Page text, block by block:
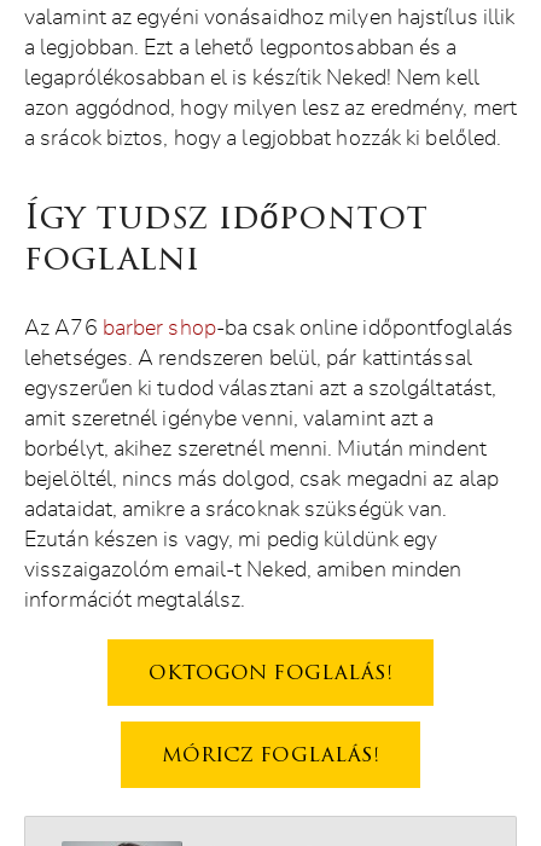
valamint az egyéni vonásaidhoz milyen hajstílus illik
a legjobban. Ezt a lehető legpontosabban és a
legaprólékosabban el is készítik Neked! Nem kell
azon aggódnod, hogy milyen lesz az eredmény, mert
a srácok biztos, hogy a legjobbat hozzák ki belőled.
Így tudsz időpontot
foglalni
Az A76 barber shop-ba csak online időpontfoglalás
lehetséges. A rendszeren belül, pár kattintással
egyszerűen ki tudod választani azt a szolgáltatást,
amit szeretnél igénybe venni, valamint azt a
borbélyt, akihez szeretnél menni. Miután mindent
bejelöltél, nincs más dolgod, csak megadni az alap
adataidat, amikre a srácoknak szükségük van.
Ezután készen is vagy, mi pedig küldünk egy
visszaigazolóm email-t Neked, amiben minden
információt megtalálsz.
OKTOGON FOGLALÁS!
MÓRICZ FOGLALÁS!